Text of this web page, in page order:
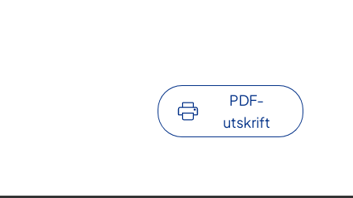
PDF-
utskrift